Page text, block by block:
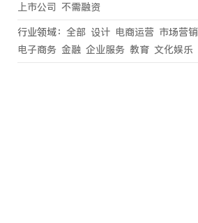
上市公司 不需融资
行业领域： 全部 设计 电商运营 市场营销
电子商务 金融 企业服务 教育 文化娱乐